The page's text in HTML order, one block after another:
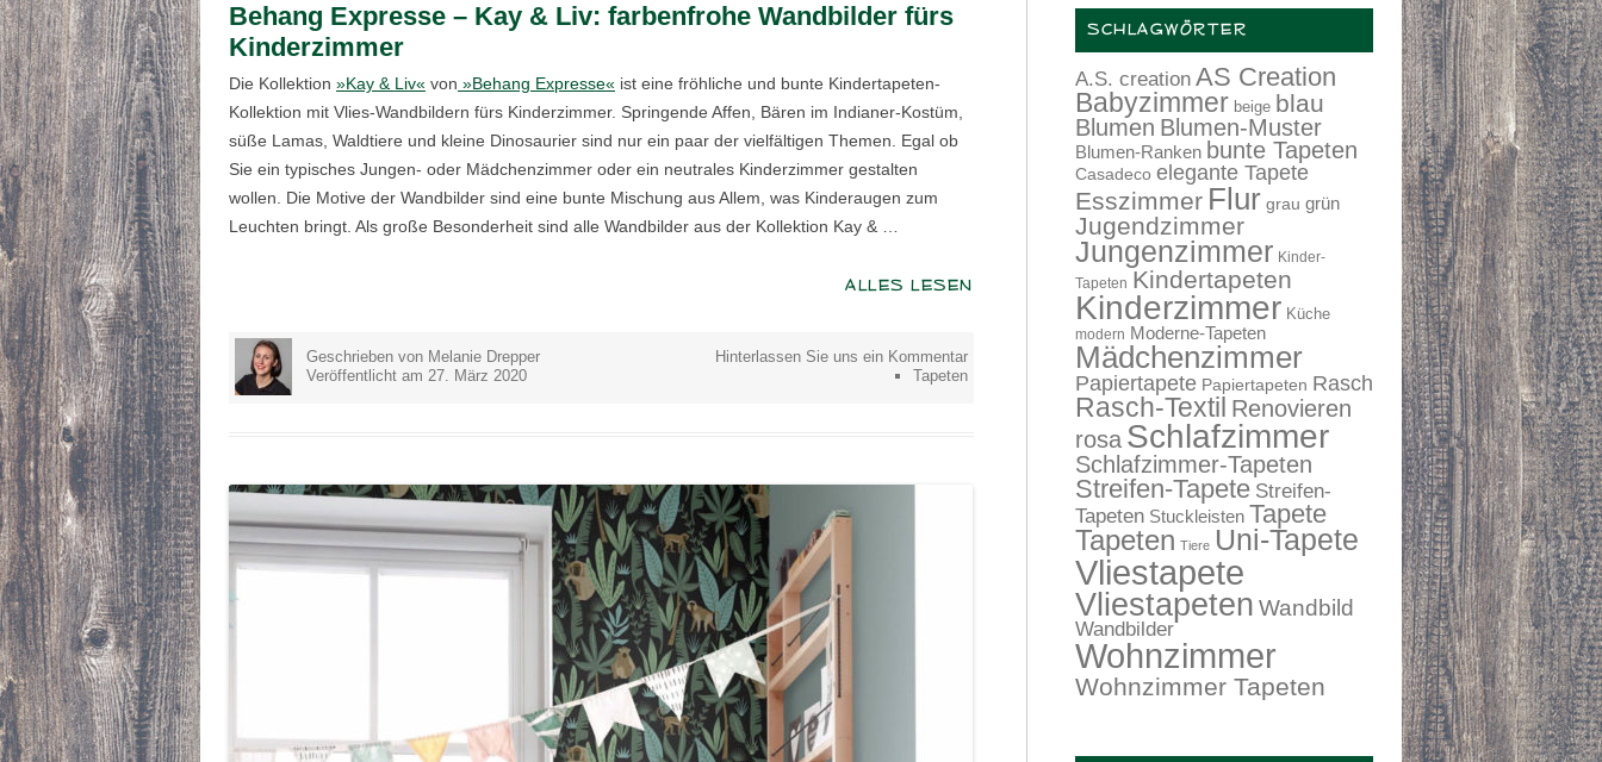
Behang Expresse – Kay & Liv: farbenfrohe Wandbilder fürs
Kinderzimmer
Die Kollektion »Kay & Liv« von »Behang Expresse« ist eine fröhliche und bunte Kindertapeten-
Kollektion mit Vlies-Wandbildern fürs Kinderzimmer. Springende Affen, Bären im Indianer-Kostüm,
süße Lamas, Waldtiere und kleine Dinosaurier sind nur ein paar der vielfältigen Themen. Egal ob
Sie ein typisches Jungen- oder Mädchenzimmer oder ein neutrales Kinderzimmer gestalten
wollen. Die Motive der Wandbilder sind eine bunte Mischung aus Allem, was Kinderaugen zum
Leuchten bringt. Als große Besonderheit sind alle Wandbilder aus der Kollektion Kay & …
ALLES LESEN
Geschrieben von Melanie Drepper
Veröffentlicht am 27. März 2020
Hinterlassen Sie uns ein Kommentar
Tapeten
SCHLAGWÖRTER
A.S. creation AS Creation
Babyzimmer beige blau
Blumen Blumen-Muster
Blumen-Ranken bunte Tapeten
Casadeco elegante Tapete
Esszimmer Flur grau grün
Jugendzimmer
Jungenzimmer Kinder-
Tapeten Kindertapeten
Kinderzimmer Küche
modern Moderne-Tapeten
Mädchenzimmer
Papiertapete Papiertapeten Rasch
Rasch-Textil Renovieren
rosa Schlafzimmer
Schlafzimmer-Tapeten
Streifen-Tapete Streifen-
Tapeten Stuckleisten Tapete
Tapeten Tiere Uni-Tapete
Vliestapete
Vliestapeten Wandbild
Wandbilder
Wohnzimmer
Wohnzimmer Tapeten